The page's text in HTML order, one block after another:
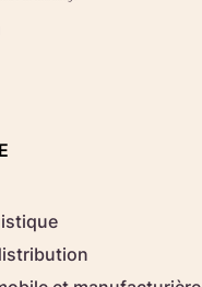
fichier
Télécharger